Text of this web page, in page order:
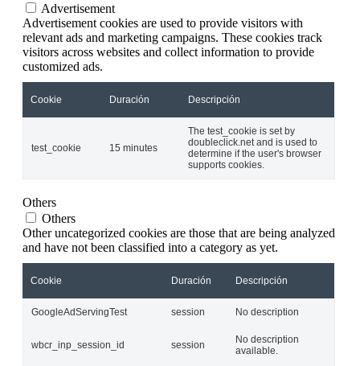
Advertisement
Advertisement cookies are used to provide visitors with
relevant ads and marketing campaigns. These cookies track
visitors across websites and collect information to provide
customized ads.
Cookie Duración Descripción
test_cookie 15 minutes
The test_cookie is set by
doubleclick.net and is used to
determine if the user's browser
supports cookies.
Others
Others
Other uncategorized cookies are those that are being analyzed
and have not been classified into a category as yet.
Cookie Duración Descripción
GoogleAdServingTest session No description
wbcr_inp_session_id session
No description
available.